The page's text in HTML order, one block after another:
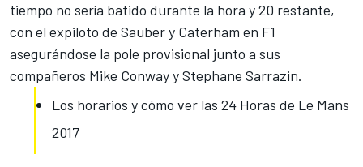
tiempo no sería batido durante la hora y 20 restante,
con el expiloto de Sauber y Caterham en F1
asegurándose la pole provisional junto a sus
compañeros Mike Conway y Stephane Sarrazin.
Los horarios y cómo ver las 24 Horas de Le Mans
2017